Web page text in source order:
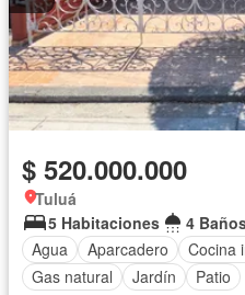
$ 520.000.000
Tuluá
5 Habitaciones
4
Agua
Aparcadero Cocina
Gas natural
Jardín Patio